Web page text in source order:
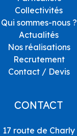
Collectivités
Qui sommes-nous ?
Actualités
Nos réalisations
Recrutement
Contact / Devis
CONTACT
17 route de Charly